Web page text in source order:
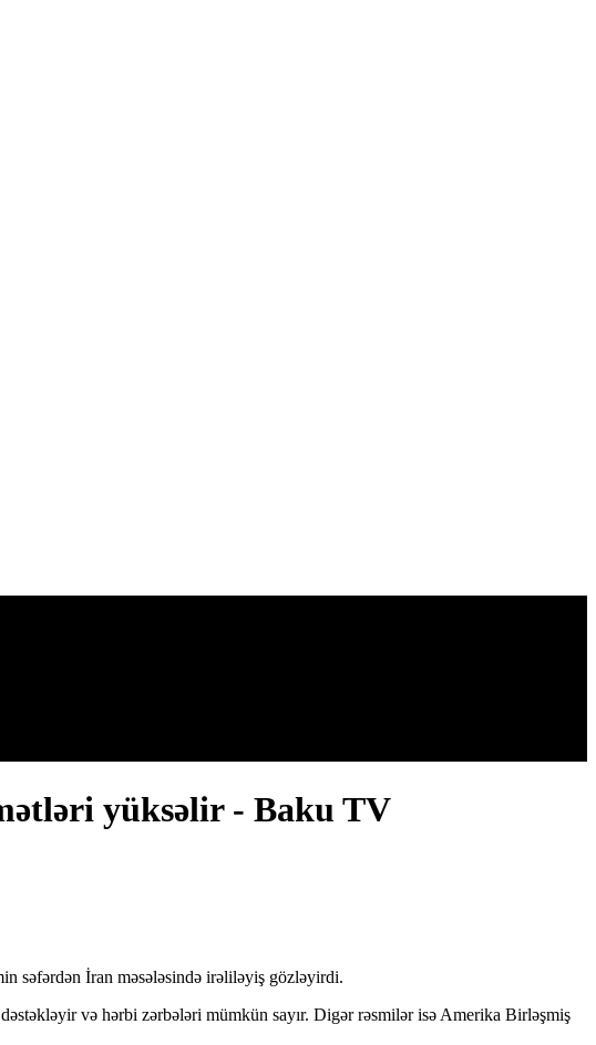
yüksəlir - Baku TV
səfərdən İran məsələsində irəliləyiş gözləyirdi.
və hərbi zərbələri mümkün sayır. Digər rəsmilər isə Amerika Birləşmiş